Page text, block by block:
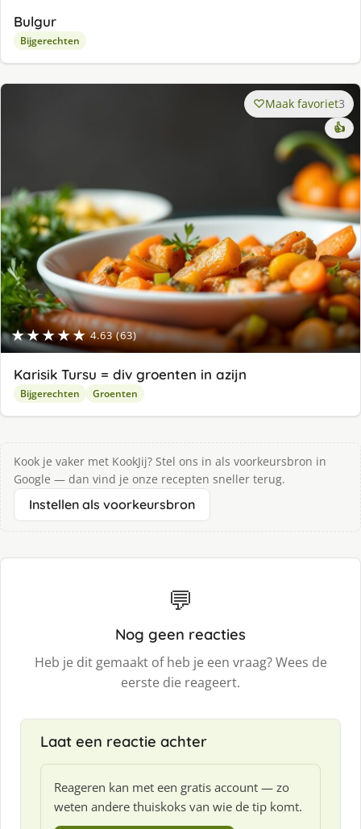
Bulgur
Bijgerechten
★★★★★ 4.63 (63)
Maak favoriet3
👍
Karisik Tursu = div groenten in azijn
Bijgerechten Groenten
Kook je vaker met KookJij? Stel ons in als voorkeursbron in
Google — dan vind je onze recepten sneller terug.
Instellen als voorkeursbron
💬
Nog geen reacties
Heb je dit gemaakt of heb je een vraag? Wees de
eerste die reageert.
Laat een reactie achter
Reageren kan met een gratis account — zo
weten andere thuiskoks van wie de tip komt.